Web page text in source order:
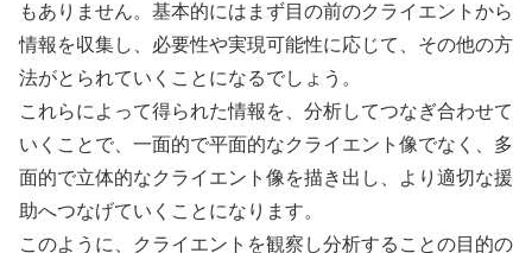
もありません。基本的にはまず目の前のクライエントから
情報を収集し、必要性や実現可能性に応じて、その他の方
法がとられていくことになるでしょう。
これらによって得られた情報を、分析してつなぎ合わせて
いくことで、一面的で平面的なクライエント像でなく、多
面的で立体的なクライエント像を描き出し、より適切な援
助へつなげていくことになります。
このように、クライエントを観察し分析することの目的の